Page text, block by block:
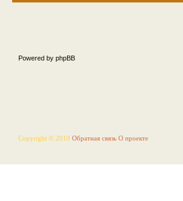
Powered by phpBB
Copyright © 2010 Обратная связь О проекте